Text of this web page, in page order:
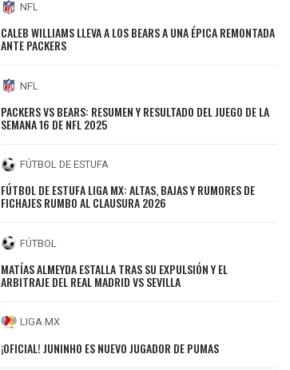
NFL
CALEB WILLIAMS LLEVA A LOS BEARS A UNA ÉPICA REMONTADA
ANTE PACKERS
NFL
PACKERS VS BEARS: RESUMEN Y RESULTADO DEL JUEGO DE LA
SEMANA 16 DE NFL 2025
FÚTBOL DE ESTUFA
FÚTBOL DE ESTUFA LIGA MX: ALTAS, BAJAS Y RUMORES DE
FICHAJES RUMBO AL CLAUSURA 2026
FÚTBOL
MATÍAS ALMEYDA ESTALLA TRAS SU EXPULSIÓN Y EL
ARBITRAJE DEL REAL MADRID VS SEVILLA
LIGA MX
¡OFICIAL! JUNINHO ES NUEVO JUGADOR DE PUMAS